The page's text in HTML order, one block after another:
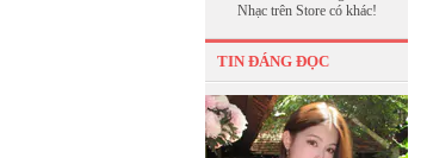
Nhạc trên Store có khác!
TIN ĐÁNG ĐỌC